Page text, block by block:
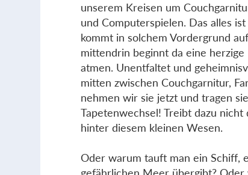
unserem Kreisen um
und Computerspielen. Das alles
kommt in solchem Vordergrund
mittendrin beginnt da eine
atmen. Unentfaltet und
mitten zwischen Couchgarnitur,
nehmen wir sie jetzt und tragen
Tapetenwechsel! Treibt dazu
hinter diesem kleinen Wesen.
Oder warum tauft man ein Schiff,